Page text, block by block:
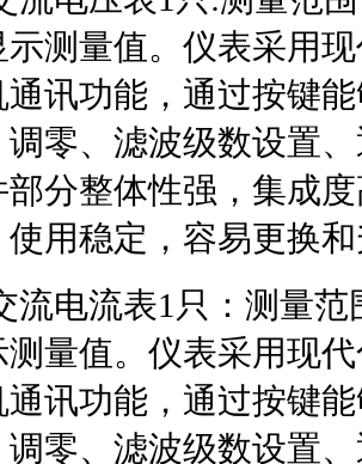
测量值。仪表采用
讯功能，通过按键
零、滤波级数设置
分整体性强，集成
用稳定，容易更换
流电流表1 只：测量范
量值。仪表采用现
讯功能，通过按键
零、滤波级数设置